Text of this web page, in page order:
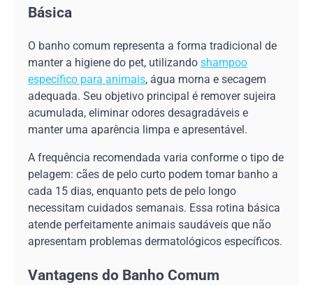
Básica
O banho comum representa a forma tradicional de
manter a higiene do pet, utilizando shampoo
específico para animais, água morna e secagem
adequada. Seu objetivo principal é remover sujeira
acumulada, eliminar odores desagradáveis e
manter uma aparência limpa e apresentável.
A frequência recomendada varia conforme o tipo de
pelagem: cães de pelo curto podem tomar banho a
cada 15 dias, enquanto pets de pelo longo
necessitam cuidados semanais. Essa rotina básica
atende perfeitamente animais saudáveis que não
apresentam problemas dermatológicos específicos.
Vantagens do Banho Comum